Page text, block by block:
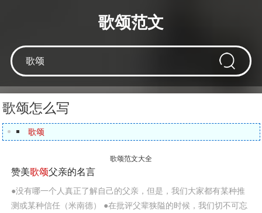
歌颂范文
歌颂怎么写
歌颂
歌颂范文大全
赞美歌颂父亲的名言
●没有哪一个人真正了解自己的父亲，但是，我们大家都有某种推
测或某种信任（米南德） ●在批评父辈狭隘的时候，我们切不可忘